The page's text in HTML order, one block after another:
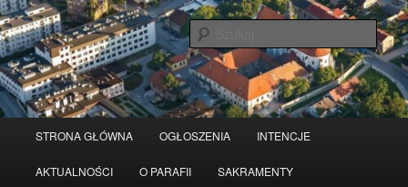
Przeskocz
do
tekstu
Przeskocz
do
widgetów
STRONA GŁÓWNA OGŁOSZENIA INTENCJE
AKTUALNOŚCI O PARAFII SAKRAMENTY
Serwis wykorzystuje pliki Cookies Czytaj więcej odrzuć